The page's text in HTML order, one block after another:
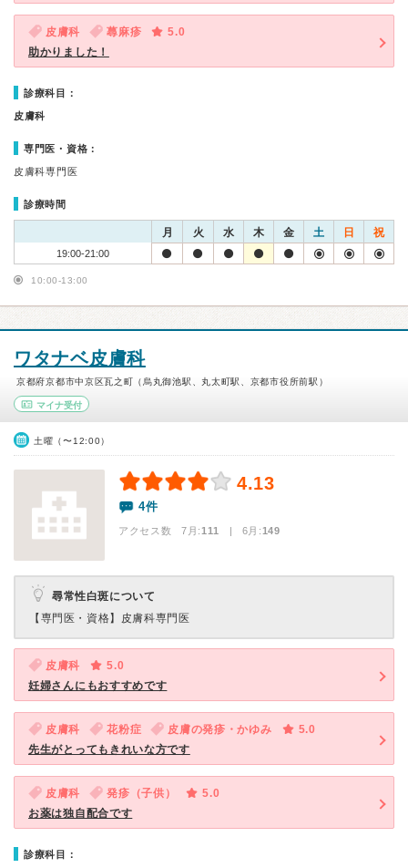
皮膚科 蕁麻疹
5.0
助かりました！
診療科目：
皮膚科
専門医・資格：
皮膚科専門医
診療時間
月 火 水 木 金 土 日 祝
19:00-21:00
10:00-13:00
ワタナベ皮膚科
京都府京都市中京区瓦之町（烏丸御池駅、丸太町駅、京都市役所前駅）
マイナ受付
土曜（〜12:00）
4.13
4件
アクセス数 7月:111 | 6月:149
尋常性白斑について
【専門医・資格】 皮膚科専門医
皮膚科
5.0
妊婦さんにもおすすめです
皮膚科 花粉症 皮膚の発疹・かゆみ
5.0
先生がとってもきれいな方です
皮膚科 発疹（子供）
5.0
お薬は独自配合です
診療科目：